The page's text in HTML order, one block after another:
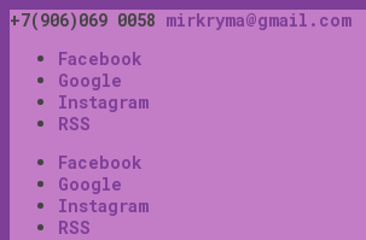
+7(906)069 0058 mirkryma@gmail.com
Facebook
Google
Instagram
RSS
Facebook
Google
Instagram
RSS